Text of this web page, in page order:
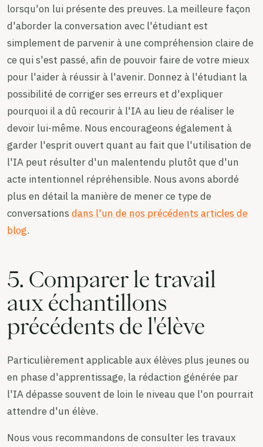
lorsqu'on lui présente des preuves. La meilleure façon
d'aborder la conversation avec l'étudiant est
simplement de parvenir à une compréhension claire de
ce qui s'est passé, afin de pouvoir faire de votre mieux
pour l'aider à réussir à l'avenir. Donnez à l'étudiant la
possibilité de corriger ses erreurs et d'expliquer
pourquoi il a dû recourir à l'IA au lieu de réaliser le
devoir lui-même. Nous encourageons également à
garder l'esprit ouvert quant au fait que l'utilisation de
l'IA peut résulter d'un malentendu plutôt que d'un
acte intentionnel répréhensible. Nous avons abordé
plus en détail la manière de mener ce type de
conversations dans l'un de nos précédents articles de
blog.
5. Comparer le travail
aux échantillons
précédents de l'élève
Particulièrement applicable aux élèves plus jeunes ou
en phase d'apprentissage, la rédaction générée par
l'IA dépasse souvent de loin le niveau que l'on pourrait
attendre d'un élève.
Nous vous recommandons de consulter les travaux